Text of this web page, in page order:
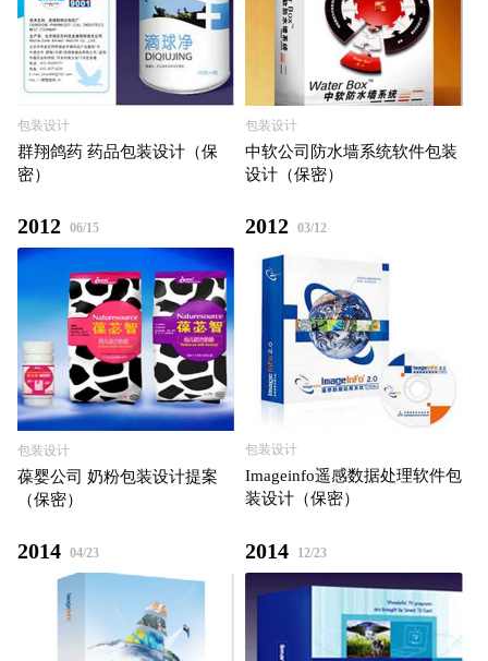
包装设计
群翔鸽药 药品包装设计（保
密）
包装设计
中软公司防水墙系统软件包装
设计（保密）
2012 06/15
包装设计
葆婴公司 奶粉包装设计提案
（保密）
2012 03/12
包装设计
Imageinfo遥感数据处理软件包
装设计（保密）
2014 04/23 2014 12/23